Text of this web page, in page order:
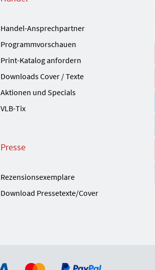
Handel-Ansprechpartner
Programmvorschauen
Print-Katalog anfordern
Downloads Cover / Texte
Aktionen und Specials
VLB-Tix
Presse
Rezensionsexemplare
Download Pressetexte/Cover